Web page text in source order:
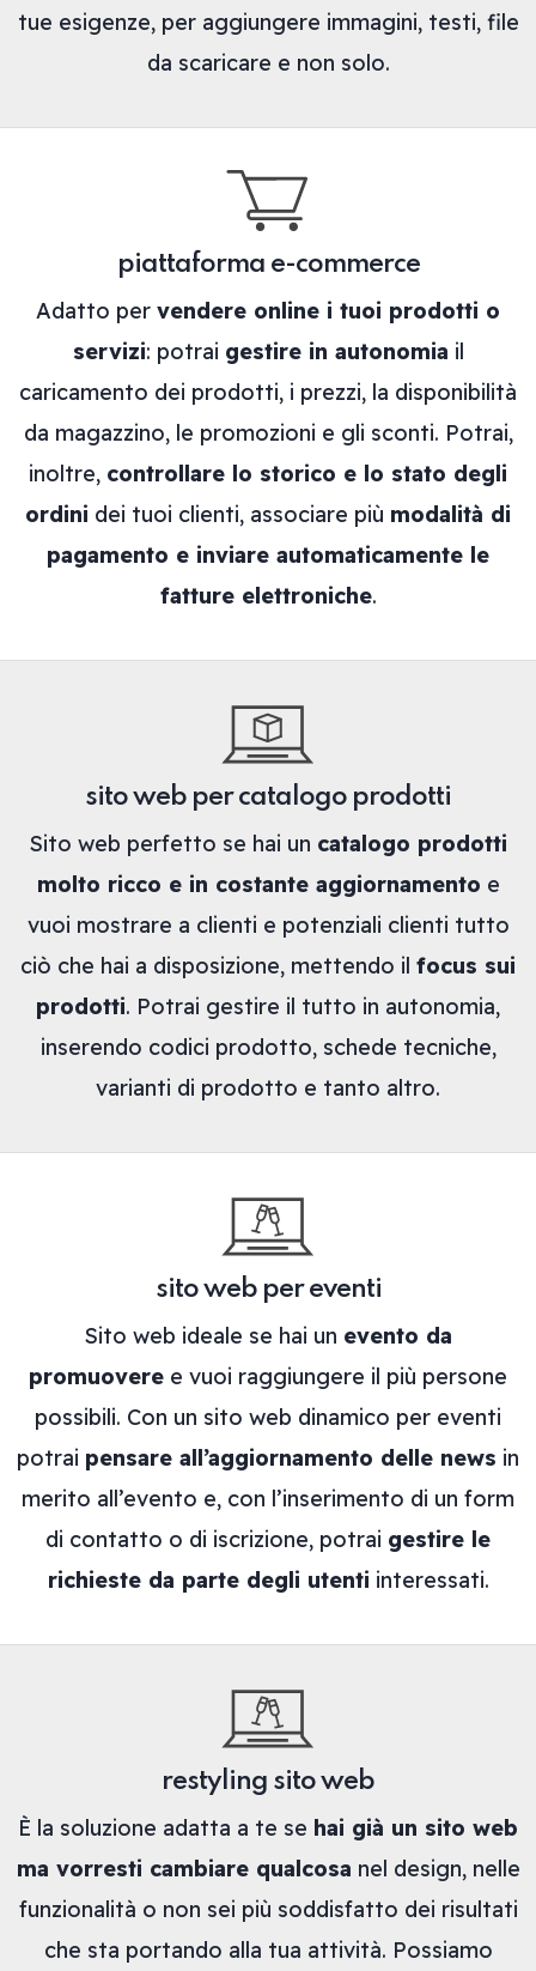
tue esigenze, per aggiungere immagini, testi, file
da scaricare e non solo.
piattaforma e-commerce
Adatto per vendere online i tuoi prodotti o
servizi: potrai gestire in autonomia il
caricamento dei prodotti, i prezzi, la disponibilità
da magazzino, le promozioni e gli sconti. Potrai,
inoltre, controllare lo storico e lo stato degli
ordini dei tuoi clienti, associare più modalità di
pagamento e inviare automaticamente le
fatture elettroniche.
sito web per catalogo prodotti
Sito web perfetto se hai un catalogo prodotti
molto ricco e in costante aggiornamento e
vuoi mostrare a clienti e potenziali clienti tutto
ciò che hai a disposizione, mettendo il focus sui
prodotti. Potrai gestire il tutto in autonomia,
inserendo codici prodotto, schede tecniche,
varianti di prodotto e tanto altro.
sito web per eventi
Sito web ideale se hai un evento da
promuovere e vuoi raggiungere il più persone
possibili. Con un sito web dinamico per eventi
potrai pensare all’aggiornamento delle news in
merito all’evento e, con l’inserimento di un form
di contatto o di iscrizione, potrai gestire le
richieste da parte degli utenti interessati.
restyling sito web
È la soluzione adatta a te se hai già un sito web
ma vorresti cambiare qualcosa nel design, nelle
funzionalità o non sei più soddisfatto dei risultati
che sta portando alla tua attività. Possiamo